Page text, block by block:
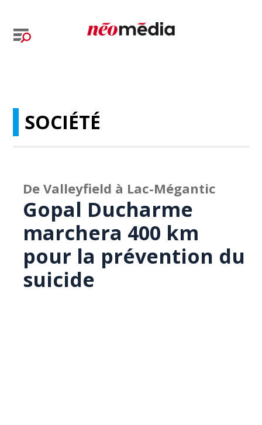
SOCIÉTÉ
De Valleyfield à Lac-Mégantic
Gopal Ducharme
marchera 400 km
pour la prévention du
suicide